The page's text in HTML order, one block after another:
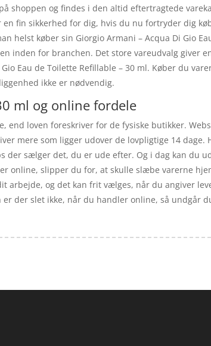
shoppen og findes i den altid eftertragtede
fin sikkerhed for dig, hvis du nu fortryder dig
helst køber sin Giorgio Armani – Acqua Di Gio
inden for branchen. Det store vareudvalg giver
Eau de Toilette Refillable – 30 ml. Køber du
ikke er nødvendig.
ml og online fordele
loven foreskriver for de fysiske butikker.
mere som ligger udover de lovpligtige 14 dage.
sælger det, du er ude efter. Og i dag kan du
online, slipper du for, at skulle slæbe varerne
arbejde, og det kan frit vælges, når du angiver
der slet ikke, når du handler online, så undgår